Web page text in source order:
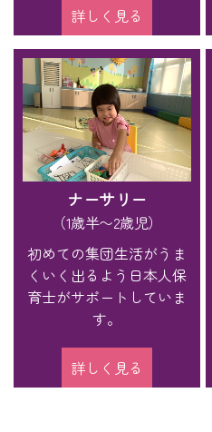
詳しく見る
ナーサリー
（1歳半〜2歳児）
初めての集団生活がうま
くいく出るよう日本人保
育士がサポートしていま
す。
詳しく見る